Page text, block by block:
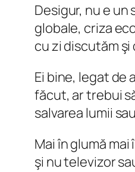
Desigur, nu e
globale, criza
cu zi discutăm
Ei bine, legat de
făcut, ar trebui
salvarea lumii
Mai în glumă
şi nu televizor